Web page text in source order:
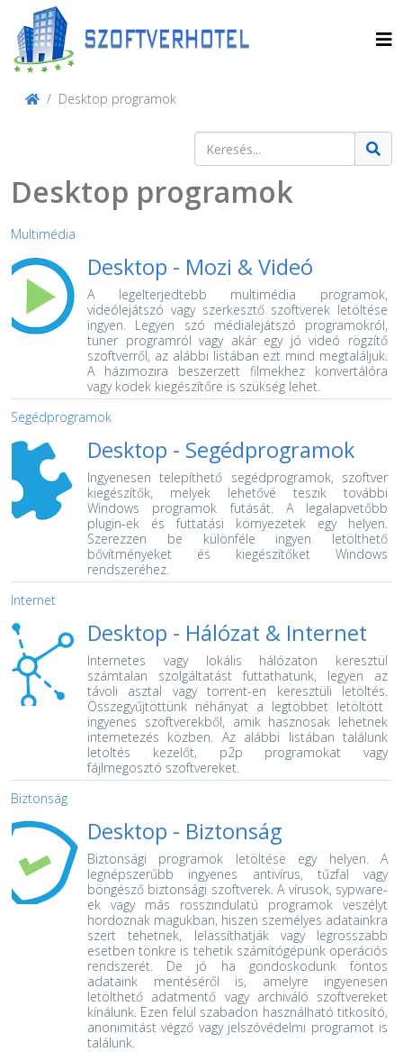
Desktop programok
Keresés
Desktop programok
Multimédia
Desktop - Mozi & Videó
A legelterjedtebb multimédia programok,
videólejátszó vagy szerkesztő szoftverek letöltése
ingyen. Legyen szó médialejátszó programokról,
tuner programról vagy akár egy jó videó rögzítő
szoftverről, az alábbi listában ezt mind megtaláljuk.
A házimozira beszerzett filmekhez konvertálóra
vagy kodek kiegészítőre is szükség lehet.
Segédprogramok
Desktop - Segédprogramok
Ingyenesen telepíthető segédprogramok, szoftver
kiegészítők, melyek lehetővé teszik további
Windows programok futását.A legalapvetőbb
plugin-ek és futtatási környezetek egy helyen.
Szerezzen be különféle ingyen letölthető
bővítményeket és kiegészítőket Windows
rendszeréhez.
Internet
Desktop - Hálózat & Internet
Internetes vagy lokális hálózaton keresztül
számtalan szolgáltatást futtathatunk, legyen az
távoli asztal vagy torrent-en keresztüli letöltés.
Összegyűjtöttünk néhányat a legtöbbet letöltött
ingyenes szoftverekből, amik hasznosak lehetnek
internetezés közben. Az alábbi listában találunk
letöltés kezelőt, p2p programokat vagy
fájlmegosztó szoftvereket.
Biztonság
Desktop - Biztonság
Biztonsági programok letöltése egy helyen. A
legnépszerűbb ingyenes antivírus, tűzfal vagy
böngésző biztonsági szoftverek.A vírusok, sypware-
ek vagy más rosszindulatú programok veszélyt
hordoznak magukban, hiszen személyes adatainkra
szert tehetnek, lelassíthatják vagy legrosszabb
esetben tönkre is tehetik számítógépünk operációs
rendszerét. De jó ha gondoskodunk fontos
adataink mentéséről is, amelyre ingyenesen
letölthető adatmentő vagy archiváló szoftvereket
kínálunk. Ezen felül szabadon használható titkosító,
anonimitást végző vagy jelszóvédelmi programot is
találunk.